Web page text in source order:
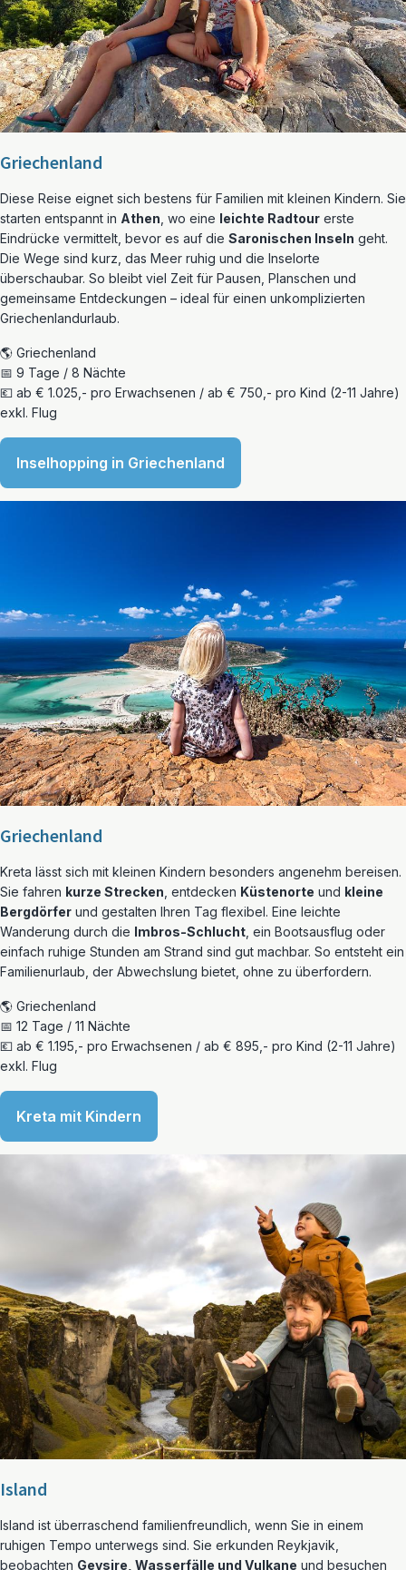
Griechenland
Diese Reise eignet sich bestens für Familien mit kleinen Kindern. Sie
starten entspannt in Athen , wo eine leichte Radtour erste
Eindrücke vermittelt, bevor es auf die Saronischen Inseln geht.
Die Wege sind kurz, das Meer ruhig und die Inselorte
überschaubar. So bleibt viel Zeit für Pausen, Planschen und
gemeinsame Entdeckungen – ideal für einen unkomplizierten
Griechenlandurlaub.
🌎 Griechenland
📅 9 Tage / 8 Nächte
💶 ab € 1.025,- pro Erwachsenen / ab € 750,- pro Kind (2-11 Jahre)
exkl. Flug
Inselhopping in Griechenland
Griechenland
Kreta lässt sich mit kleinen Kindern besonders angenehm bereisen.
Sie fahren kurze Strecken , entdecken Küstenorte und kleine
Bergdörfer und gestalten Ihren Tag flexibel. Eine leichte
Wanderung durch die Imbros-Schlucht , ein Bootsausflug oder
einfach ruhige Stunden am Strand sind gut machbar. So entsteht ein
Familienurlaub, der Abwechslung bietet, ohne zu überfordern.
🌎 Griechenland
📅 12 Tage / 11 Nächte
💶 ab € 1.195,- pro Erwachsenen / ab € 895,- pro Kind (2-11 Jahre)
exkl. Flug
Kreta mit Kindern
Island
Island ist überraschend familienfreundlich, wenn Sie in einem
ruhigen Tempo unterwegs sind. Sie erkunden Reykjavik,
beobachten Geysire, Wasserfälle und Vulkane und besuchen